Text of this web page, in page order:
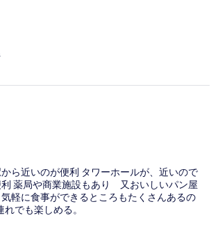
ら近いのが便利 タワーホールが、近いので
薬局や商業施設もあり 又おいしいパン屋
軽に食事ができるところもたくさんあるの
でも楽しめる。